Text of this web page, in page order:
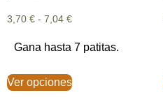
3,70 € - 7,04 €
Gana hasta 7 patitas.
Ver opciones